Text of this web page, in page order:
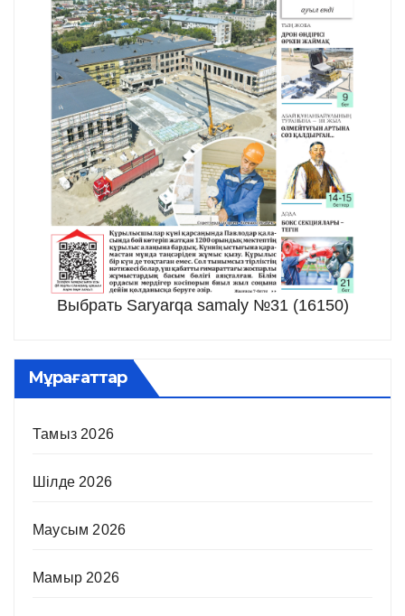
Выбрать Saryarqa samaly №31 (16150)
Мұрағаттар
Тамыз 2026
Шілде 2026
Маусым 2026
Мамыр 2026